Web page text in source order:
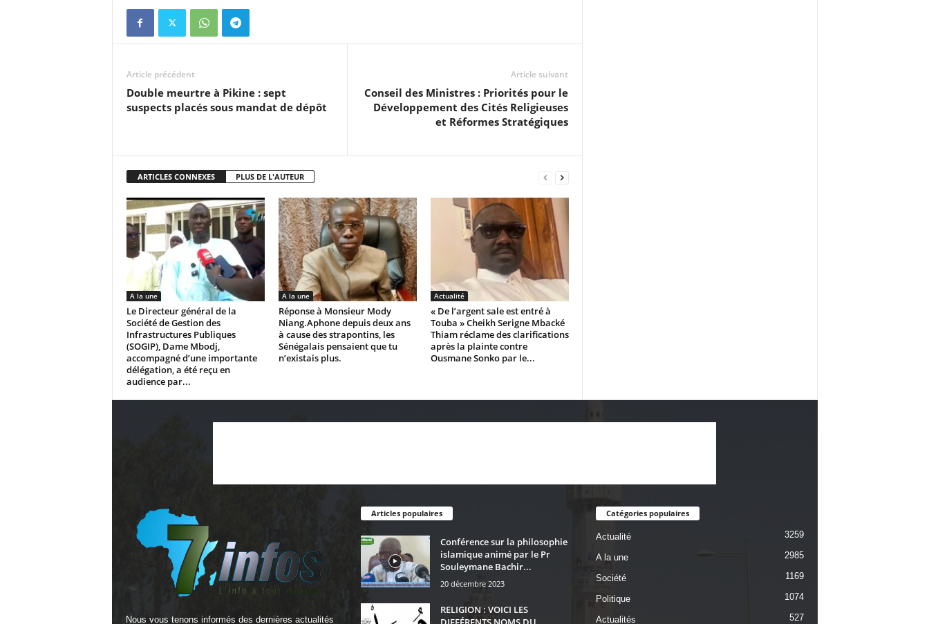
Article précédent
Double meurtre à Pikine : sept
suspects placés sous mandat de dépôt
Article suivant
Conseil des Ministres : Priorités pour le
Développement des Cités Religieuses
et Réformes Stratégiques
ARTICLES CONNEXES PLUS DE L'AUTEUR
A la une
Le Directeur général de la
Société de Gestion des
Infrastructures Publiques
(SOGIP), Dame Mbodj,
accompagné d’une importante
délégation, a été reçu en
audience par...
A la une
Réponse à Monsieur Mody
Niang.Aphone depuis deux ans
à cause des strapontins, les
Sénégalais pensaient que tu
n’existais plus.
Actualité
« De l’argent sale est entré à
Touba » Cheikh Serigne Mbacké
Thiam réclame des clarifications
après la plainte contre
Ousmane Sonko par le...
Nous vous tenons informés des dernières actualités
Articles populaires
Conférence sur la philosophie
islamique animé par le Pr
Souleymane Bachir...
20 décembre 2023
RELIGION : VOICI LES
Catégories populaires
Actualité 3259
A la une 2985
Société 1169
Politique 1074
Actualités 527